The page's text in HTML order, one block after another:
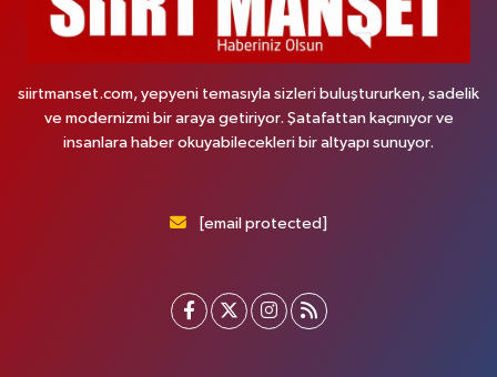
siirtmanset.com, yepyeni temasıyla sizleri buluştururken, sadelik
ve modernizmi bir araya getiriyor. Şatafattan kaçınıyor ve
insanlara haber okuyabilecekleri bir altyapı sunuyor.
[email protected]